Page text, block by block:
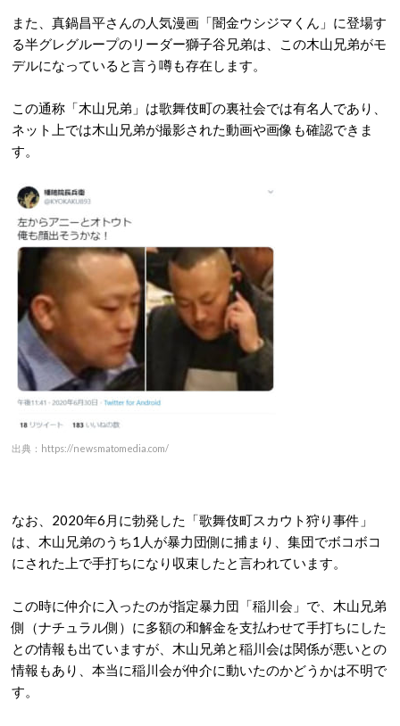
また、真鍋昌平さんの人気漫画「闇金ウシジマくん」に登場す
る半グレグループのリーダー獅子谷兄弟は、この木山兄弟がモ
デルになっていると言う噂も存在します。
この通称「木山兄弟」は歌舞伎町の裏社会では有名人であり、
ネット上では木山兄弟が撮影された動画や画像も確認できま
す。
出典：https://newsmatomedia.com/
なお、2020年6月に勃発した「歌舞伎町スカウト狩り事件」
は、木山兄弟のうち1人が暴力団側に捕まり、集団でボコボコ
にされた上で手打ちになり収束したと言われています。
この時に仲介に入ったのが指定暴力団「稲川会」で、木山兄弟
側（ナチュラル側）に多額の和解金を支払わせて手打ちにした
との情報も出ていますが、木山兄弟と稲川会は関係が悪いとの
情報もあり、本当に稲川会が仲介に動いたのかどうかは不明で
す。